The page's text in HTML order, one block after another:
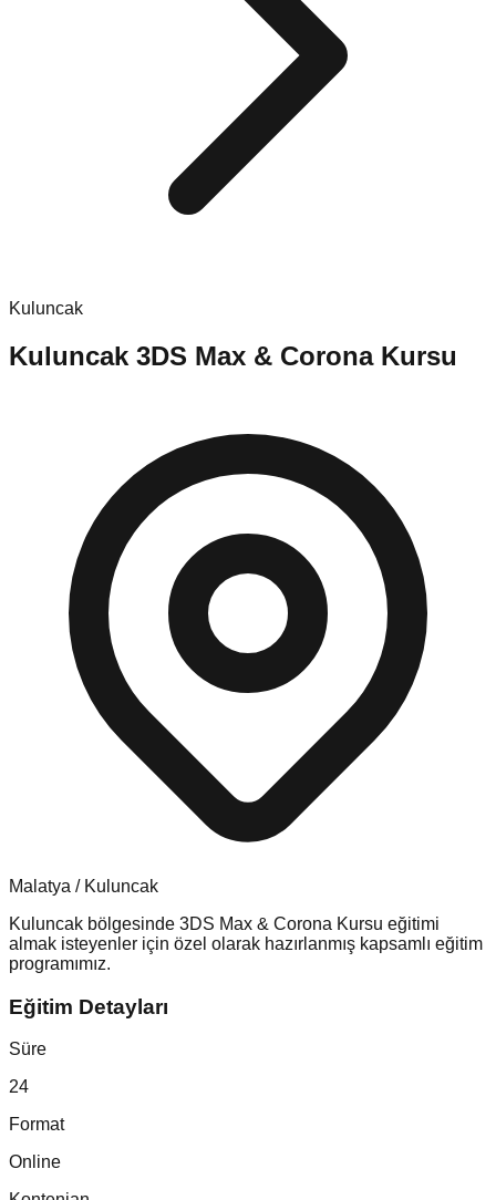
Kuluncak
Kuluncak 3DS Max & Corona Kursu
Malatya / Kuluncak
Kuluncak bölgesinde 3DS Max & Corona Kursu eğitimi
almak isteyenler için özel olarak hazırlanmış kapsamlı eğitim
programımız.
Eğitim Detayları
Süre
24
Format
Online